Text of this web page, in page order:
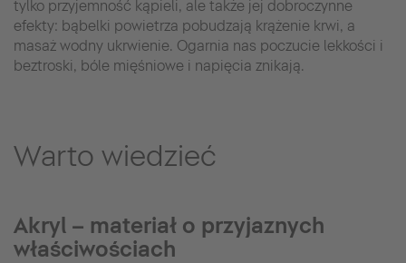
tylko przyjemność kąpieli, ale także jej dobroczynne
efekty: bąbelki powietrza pobudzają krążenie krwi, a
masaż wodny ukrwienie. Ogarnia nas poczucie lekkości i
beztroski, bóle mięśniowe i napięcia znikają.
Warto wiedzieć
Akryl – materiał o przyjaznych
właściwościach